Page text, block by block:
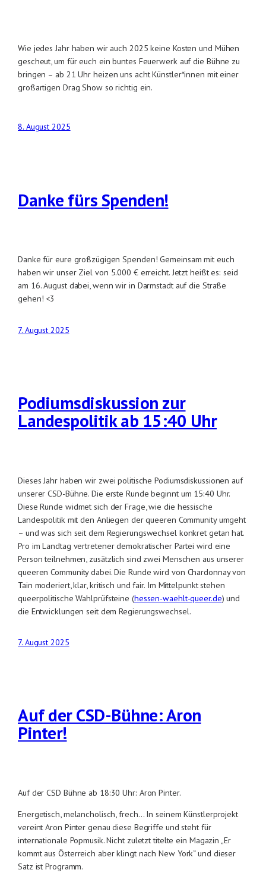
Wie jedes Jahr haben wir auch 2025 keine Kosten und Mühen
gescheut, um für euch ein buntes Feuerwerk auf die Bühne zu
bringen – ab 21 Uhr heizen uns acht Künstler*innen mit einer
großartigen Drag Show so richtig ein.
8. August 2025
Danke fürs Spenden!
Danke für eure großzügigen Spenden! Gemeinsam mit euch
haben wir unser Ziel von 5.000 € erreicht. Jetzt heißt es: seid
am 16. August dabei, wenn wir in Darmstadt auf die Straße
gehen! <3
7. August 2025
Podiumsdiskussion zur
Landespolitik ab 15:40 Uhr
Dieses Jahr haben wir zwei politische Podiumsdiskussionen auf
unserer CSD-Bühne. Die erste Runde beginnt um 15:40 Uhr.
Diese Runde widmet sich der Frage, wie die hessische
Landespolitik mit den Anliegen der queeren Community umgeht
– und was sich seit dem Regierungswechsel konkret getan hat.
Pro im Landtag vertretener demokratischer Partei wird eine
Person teilnehmen, zusätzlich sind zwei Menschen aus unserer
queeren Community dabei. Die Runde wird von Chardonnay von
Tain moderiert, klar, kritisch und fair. Im Mittelpunkt stehen
queerpolitische Wahlprüfsteine (hessen-waehlt-queer.de) und
die Entwicklungen seit dem Regierungswechsel.
7. August 2025
Auf der CSD-Bühne: Aron
Pinter!
Auf der CSD Bühne ab 18:30 Uhr: Aron Pinter.
Energetisch, melancholisch, frech… In seinem Künstlerprojekt
vereint Aron Pinter genau diese Begriffe und steht für
internationale Popmusik. Nicht zuletzt titelte ein Magazin „Er
kommt aus Österreich aber klingt nach New York“ und dieser
Satz ist Programm.